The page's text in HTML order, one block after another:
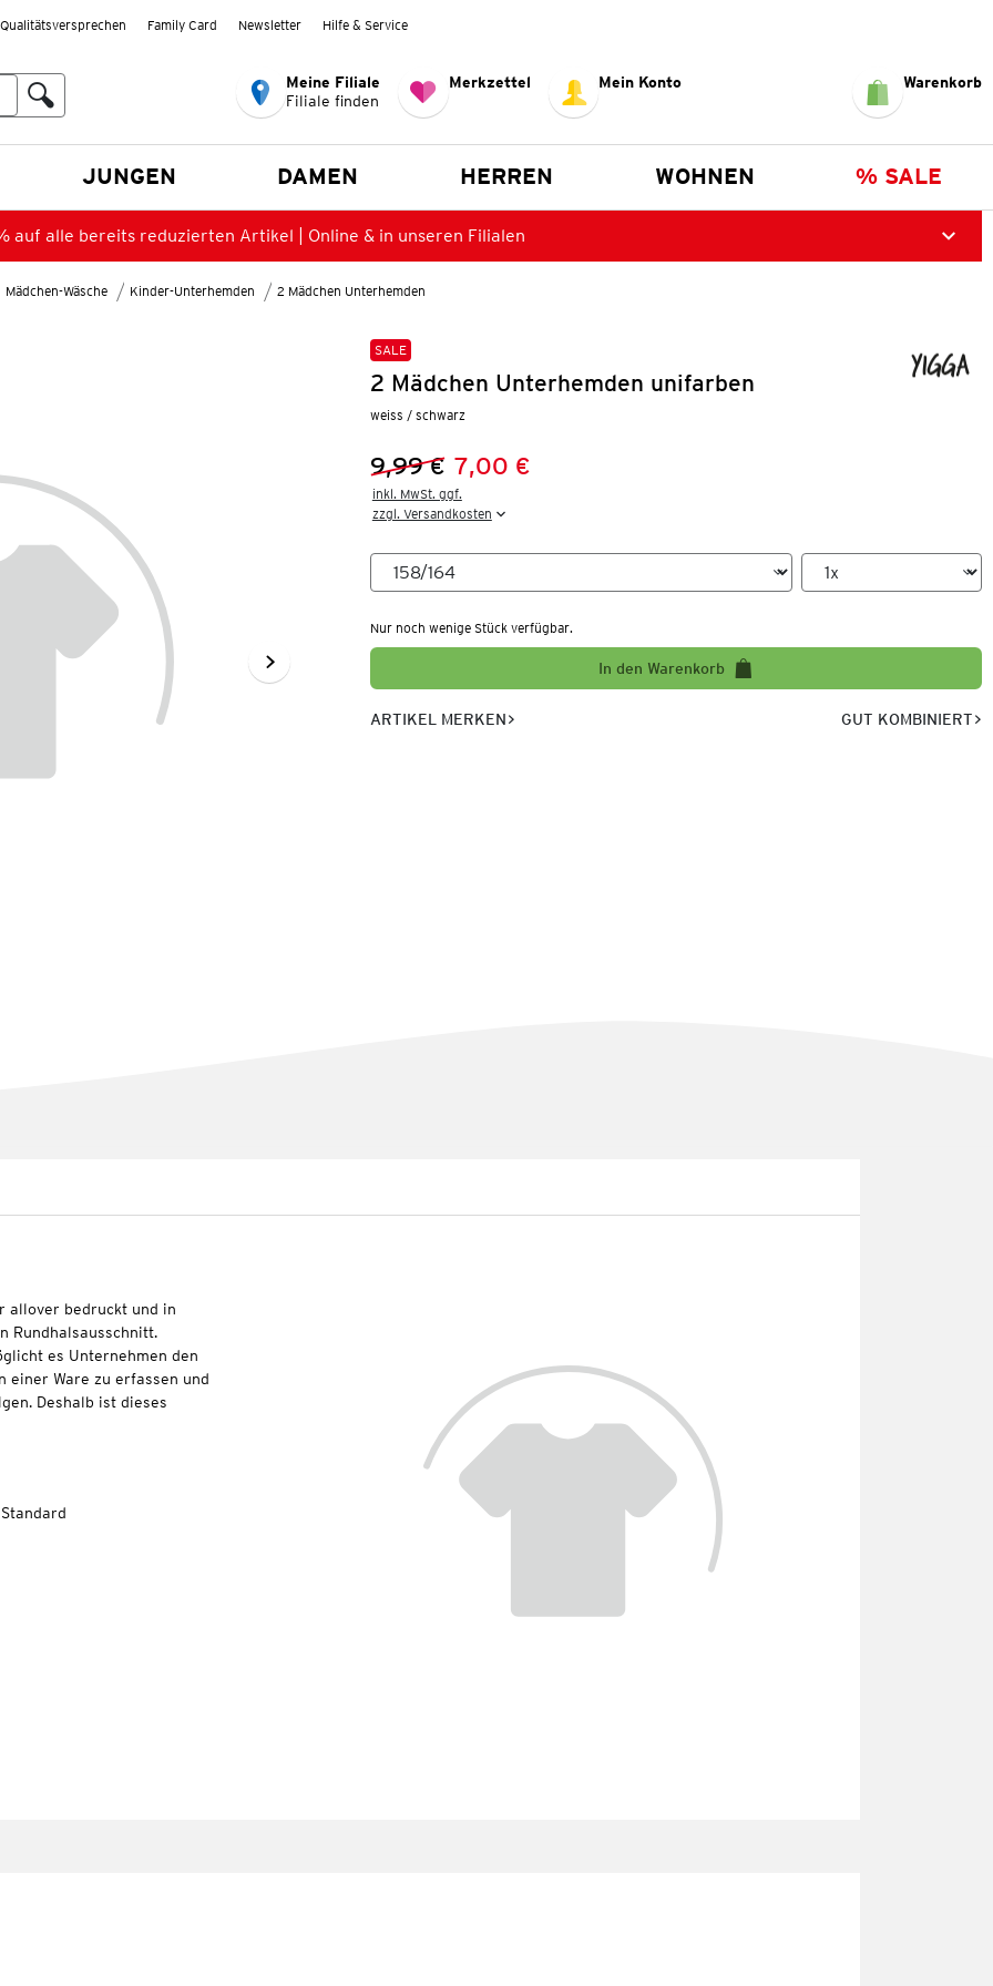
Qualitätsversprechen Family Card Newsletter Hilfe & Service
Meine Filiale
Filiale finden
Merkzettel Mein Konto Warenkorb
JUNGEN DAMEN HERREN WOHNEN % SALE
auf alle bereits reduzierten Artikel | Online & in unseren Filialen
Mädchen-Wäsche Kinder-Unterhemden 2 Mädchen Unterhemden
SALE
2 Mädchen Unterhemden unifarben
weiss / schwarz
Vorheriger Preis:
9,99 €
Neuer Preis:
7,00 €
inkl. MwSt. ggf.
zzgl. Versandkosten
Nur noch wenige Stück verfügbar.
In den Warenkorb
ARTIKEL MERKEN GUT KOMBINIERT
allover bedruckt und in
Rundhalsausschnitt.
es Unternehmen den
einer Ware zu erfassen und
Deshalb ist dieses